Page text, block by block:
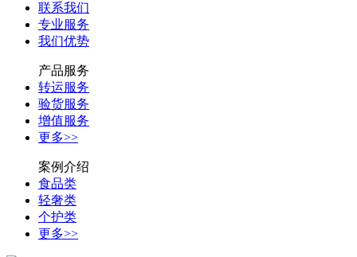
联系我们
专业服务
我们优势
产品服务
转运服务
验货服务
增值服务
更多>>
案例介绍
食品类
轻奢类
个护类
更多>>